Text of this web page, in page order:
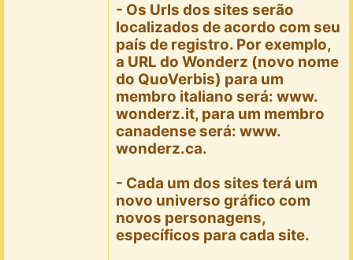
- Os Urls dos sites serão
localizados de acordo com seu
país de registro. Por exemplo,
a URL do Wonderz (novo nome
do QuoVerbis) para um
membro italiano será: www.
wonderz.it, para um membro
canadense será: www.
wonderz.ca.
- Cada um dos sites terá um
novo universo gráfico com
novos personagens,
específicos para cada site.